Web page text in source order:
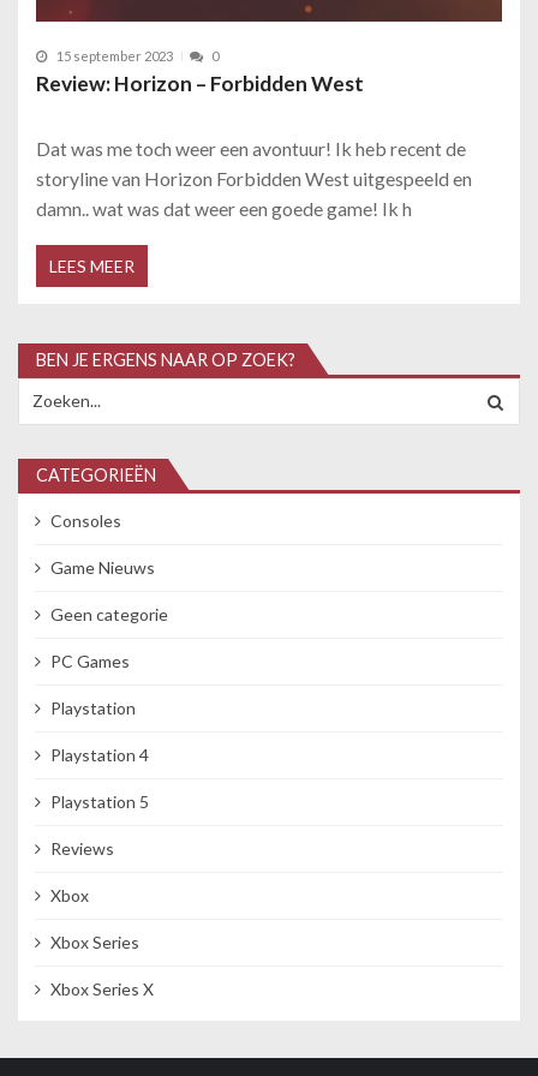
15 september 2023 0
Review: Horizon – Forbidden West
Dat was me toch weer een avontuur! Ik heb recent de
storyline van Horizon Forbidden West uitgespeeld en
damn.. wat was dat weer een goede game! Ik h
LEES MEER
BEN JE ERGENS NAAR OP ZOEK?
for:
CATEGORIEËN
Consoles
Game Nieuws
Geen categorie
PC Games
Playstation
Playstation 4
Playstation 5
Reviews
Xbox
Xbox Series
Xbox Series X